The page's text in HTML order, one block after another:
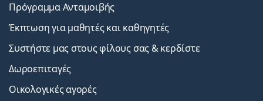
Πρόγραμμα Ανταμοιβής
Έκπτωση για μαθητές και καθηγητές
Συστήστε μας στους φίλους σας & κερδίστε
Δωροεπιταγές
Οικολογικές αγορές